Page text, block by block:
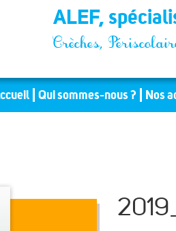
ALEF,
Crèches,
Qui sommes-nous ? Nos